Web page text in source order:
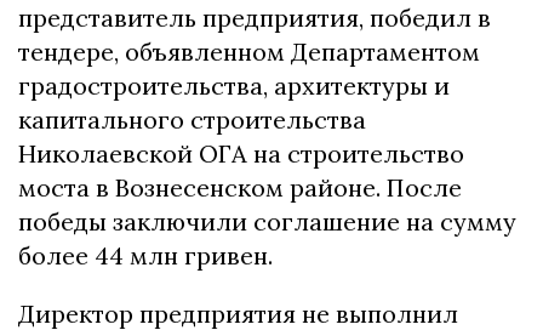
представитель предприятия, победил в
тендере, объявленном Департаментом
градостроительства, архитектуры и
капитального строительства
Николаевской ОГА на строительство
моста в Вознесенском районе. После
победы заключили соглашение на сумму
более 44 млн гривен.
Директор предприятия не выполнил